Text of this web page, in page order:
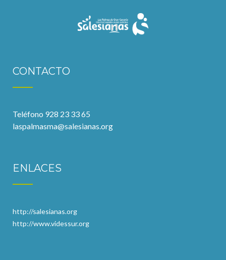
CONTACTO
Teléfono 928 23 33 65
laspalmasma@salesianas.org
ENLACES
http://salesianas.org
http://www.videssur.org